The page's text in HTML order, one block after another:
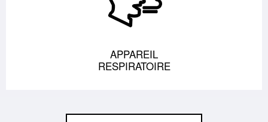
APPAREIL
RESPIRATOIRE